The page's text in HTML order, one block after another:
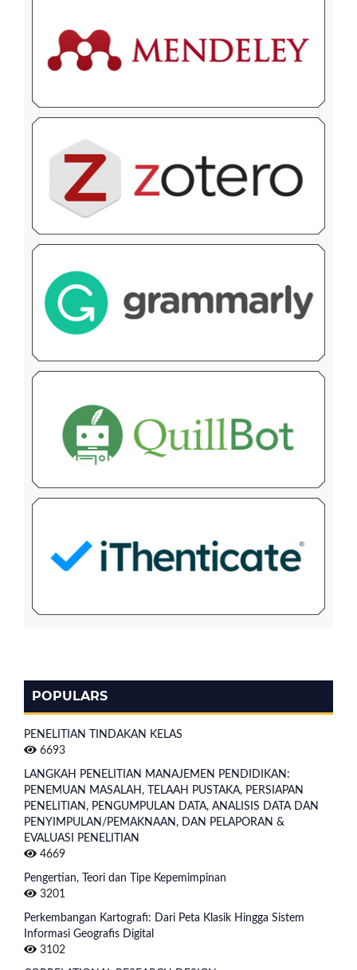
POPULARS
PENELITIAN TINDAKAN KELAS
6693
LANGKAH PENELITIAN MANAJEMEN PENDIDIKAN:
PENEMUAN MASALAH, TELAAH PUSTAKA, PERSIAPAN
PENELITIAN, PENGUMPULAN DATA, ANALISIS DATA DAN
PENYIMPULAN/PEMAKNAAN, DAN PELAPORAN &
EVALUASI PENELITIAN
4669
Pengertian, Teori dan Tipe Kepemimpinan
3201
Perkembangan Kartografi: Dari Peta Klasik Hingga Sistem
Informasi Geografis Digital
3102